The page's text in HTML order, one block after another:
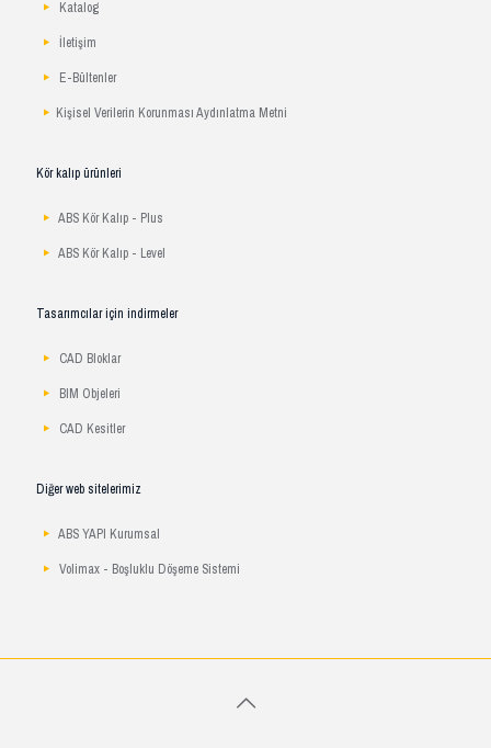
Katalog
İletişim
E-Bültenler
Kişisel Verilerin Korunması Aydınlatma Metni
Kör kalıp ürünleri
ABS Kör Kalıp - Plus
ABS Kör Kalıp - Level
Tasarımcılar için indirmeler
CAD Bloklar
BIM Objeleri
CAD Kesitler
Diğer web sitelerimiz
ABS YAPI Kurumsal
Volimax - Boşluklu Döşeme Sistemi